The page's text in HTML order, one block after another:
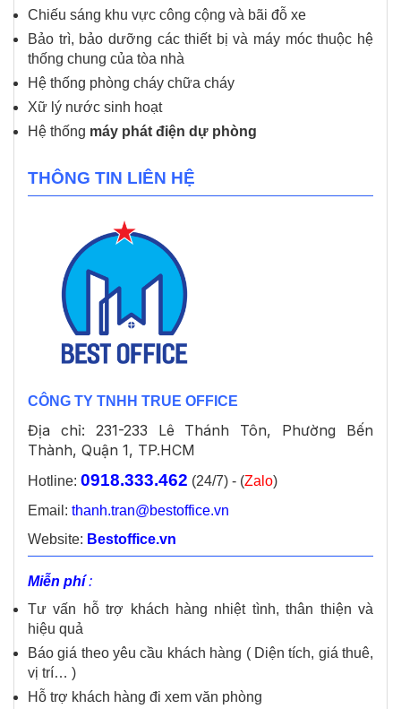
Chiếu sáng khu vực công cộng và bãi đỗ xe
Bảo trì, bảo dưỡng các thiết bị và máy móc thuộc hệ
thống chung của tòa nhà
Hệ thống phòng cháy chữa cháy
Xữ lý nước sinh hoạt
Hệ thống máy phát điện dự phòng
THÔNG TIN LIÊN HỆ
CÔNG TY TNHH TRUE OFFICE
Địa chỉ: 231-233 Lê Thánh Tôn, Phường Bến
Thành, Quận 1, TP.HCM
Hotline: 0918.333.462 (24/7) - (Zalo)
Email: thanh.tran@bestoffice.vn
Website: Bestoffice.vn
Miễn phí:
Tư vấn hỗ trợ khách hàng nhiệt tình, thân thiện và
hiệu quả
Báo giá theo yêu cầu khách hàng ( Diện tích, giá thuê,
vị trí… )
Hỗ trợ khách hàng đi xem văn phòng